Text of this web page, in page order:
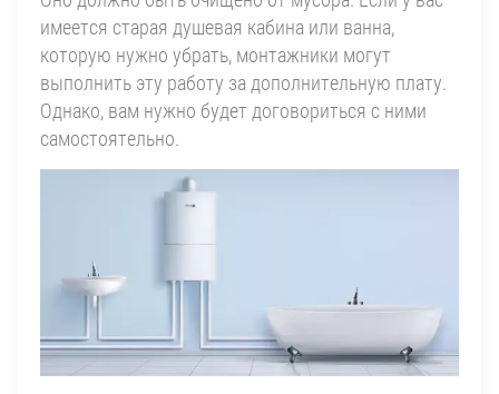
имеется старая душевая кабина или ванна,
которую нужно убрать, монтажники могут
выполнить эту работу за дополнительную плату.
Однако, вам нужно будет договориться с ними
самостоятельно.